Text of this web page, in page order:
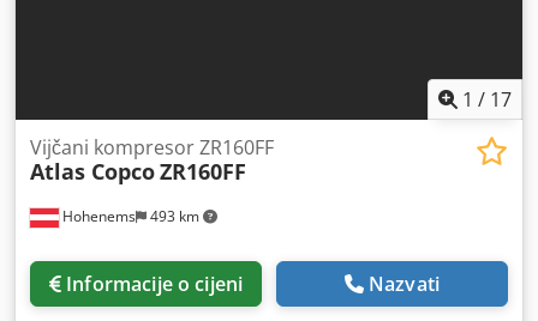
1 / 17
Hohenems 493 km
Vijčani kompresor ZR160FF
Atlas CopcoZR160FF
Informacije o cijeni Nazvati